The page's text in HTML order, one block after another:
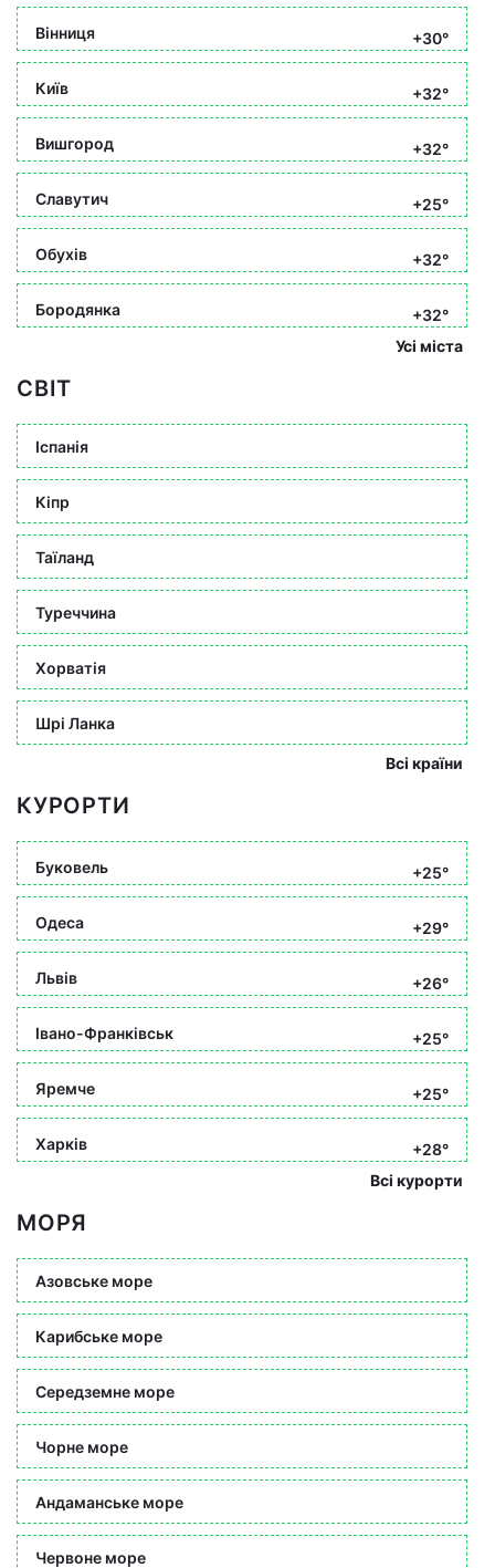
Вінниця +30°
Київ +32°
Вишгород +32°
Славутич +25°
Обухів +32°
Бородянка
+32°
Усі міста
СВІТ
Іспанія
Кіпр
Таїланд
Туреччина
Хорватія
Шрі Ланка
Всі країни
КУРОРТИ
Буковель +25°
Одеса +29°
Львів +26°
Івано-Франківськ +25°
Яремче +25°
Харків
+28°
Всі курорти
МОРЯ
Азовське море
Карибське море
Середземне море
Чорне море
Андаманське море
Червоне море